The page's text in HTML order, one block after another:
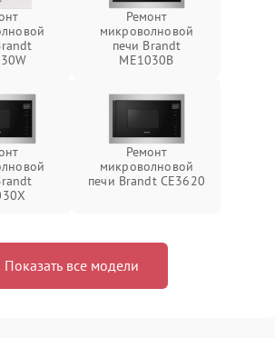
Ремонт
микроволновой
печи Brandt
ME1030B
Ремонт
микроволновой
печи Brandt CE3620
Показать все модели